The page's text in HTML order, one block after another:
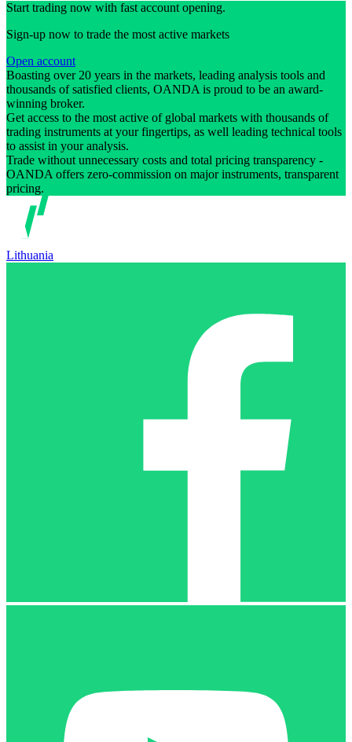
Start trading now with fast account opening.
Sign-up now to trade the most active markets
Open account
Boasting over 20 years in the markets, leading analysis tools and
thousands of satisfied clients, OANDA is proud to be an award-
winning broker.
Get access to the most active of global markets with thousands of
trading instruments at your fingertips, as well leading technical tools
to assist in your analysis.
Trade without unnecessary costs and total pricing transparency -
OANDA offers zero-commission on major instruments, transparent
pricing.
Lithuania